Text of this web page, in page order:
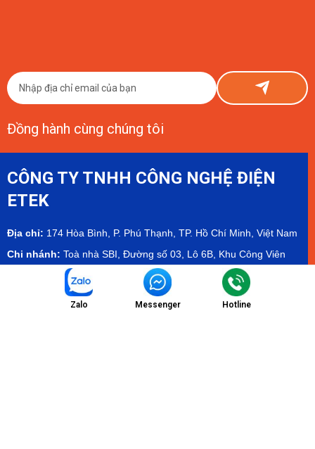
CÔNG TY TNHH CÔNG NGHỆ ĐIỆN
ETEK
Địa chỉ: 174 Hòa Bình, P. Phú Thạnh, TP. Hồ Chí Minh, Việt Nam
Chi nhánh: Toà nhà SBI, Đường số 03, Lô 6B, Khu Công Viên
Phần Mềm Quang Trung - QTSC
Tầng 2 tòa Olympia Mall, Cambodia - Hamee
Đồng hành cùng chúng tôi
Zalo Messenger Hotline